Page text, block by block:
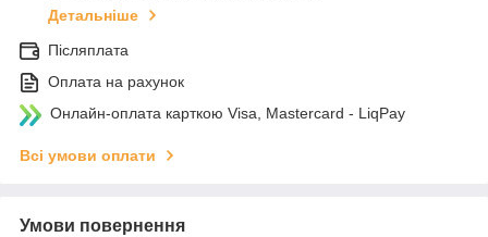
Детальніше
Післяплата
Оплата на рахунок
Онлайн-оплата карткою Visa, Mastercard - LiqPay
Всі умови оплати
Умови повернення